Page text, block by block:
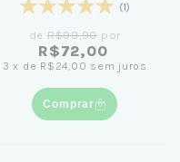
(1)
de R$99,90 por
R$72,00
3 x de R$24,00 sem juros
Comprar